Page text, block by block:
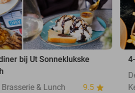
bij Ut Sonneklukske
& Lunch
9.5